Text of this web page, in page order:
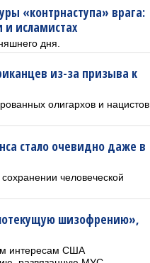
«контрнаступа» врага:
и исламистах
дня.
из-за призыва к
олигархов и нацистов
стало очевидно даже в
человеческой
шизофрению»,
интересам США